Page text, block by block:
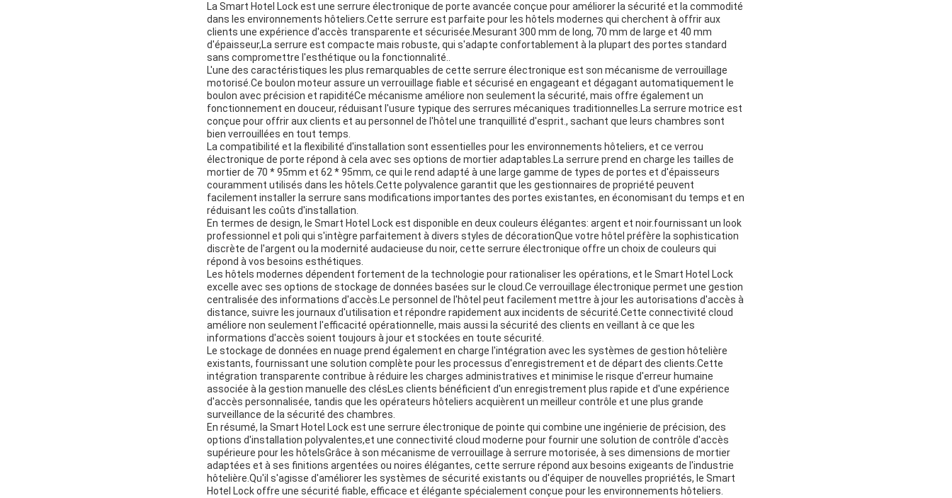
La Smart Hotel Lock est une serrure électronique de porte avancée conçue pour améliorer la sécurité et la commodité
dans les environnements hôteliers.Cette serrure est parfaite pour les hôtels modernes qui cherchent à offrir aux
clients une expérience d'accès transparente et sécurisée.Mesurant 300 mm de long, 70 mm de large et 40 mm
d'épaisseur,La serrure est compacte mais robuste, qui s'adapte confortablement à la plupart des portes standard
sans compromettre l'esthétique ou la fonctionnalité..
L'une des caractéristiques les plus remarquables de cette serrure électronique est son mécanisme de verrouillage
motorisé.Ce boulon moteur assure un verrouillage fiable et sécurisé en engageant et dégagant automatiquement le
boulon avec précision et rapiditéCe mécanisme améliore non seulement la sécurité, mais offre également un
fonctionnement en douceur, réduisant l'usure typique des serrures mécaniques traditionnelles.La serrure motrice est
conçue pour offrir aux clients et au personnel de l'hôtel une tranquillité d'esprit., sachant que leurs chambres sont
bien verrouillées en tout temps.
La compatibilité et la flexibilité d'installation sont essentielles pour les environnements hôteliers, et ce verrou
électronique de porte répond à cela avec ses options de mortier adaptables.La serrure prend en charge les tailles de
mortier de 70 * 95mm et 62 * 95mm, ce qui le rend adapté à une large gamme de types de portes et d'épaisseurs
couramment utilisés dans les hôtels.Cette polyvalence garantit que les gestionnaires de propriété peuvent
facilement installer la serrure sans modifications importantes des portes existantes, en économisant du temps et en
réduisant les coûts d'installation.
En termes de design, le Smart Hotel Lock est disponible en deux couleurs élégantes: argent et noir.fournissant un look
professionnel et poli qui s'intègre parfaitement à divers styles de décorationQue votre hôtel préfère la sophistication
discrète de l'argent ou la modernité audacieuse du noir, cette serrure électronique offre un choix de couleurs qui
répond à vos besoins esthétiques.
Les hôtels modernes dépendent fortement de la technologie pour rationaliser les opérations, et le Smart Hotel Lock
excelle avec ses options de stockage de données basées sur le cloud.Ce verrouillage électronique permet une gestion
centralisée des informations d'accès.Le personnel de l'hôtel peut facilement mettre à jour les autorisations d'accès à
distance, suivre les journaux d'utilisation et répondre rapidement aux incidents de sécurité.Cette connectivité cloud
améliore non seulement l'efficacité opérationnelle, mais aussi la sécurité des clients en veillant à ce que les
informations d'accès soient toujours à jour et stockées en toute sécurité.
Le stockage de données en nuage prend également en charge l'intégration avec les systèmes de gestion hôtelière
existants, fournissant une solution complète pour les processus d'enregistrement et de départ des clients.Cette
intégration transparente contribue à réduire les charges administratives et minimise le risque d'erreur humaine
associée à la gestion manuelle des clésLes clients bénéficient d'un enregistrement plus rapide et d'une expérience
d'accès personnalisée, tandis que les opérateurs hôteliers acquièrent un meilleur contrôle et une plus grande
surveillance de la sécurité des chambres.
En résumé, la Smart Hotel Lock est une serrure électronique de pointe qui combine une ingénierie de précision, des
options d'installation polyvalentes,et une connectivité cloud moderne pour fournir une solution de contrôle d'accès
supérieure pour les hôtelsGrâce à son mécanisme de verrouillage à serrure motorisée, à ses dimensions de mortier
adaptées et à ses finitions argentées ou noires élégantes, cette serrure répond aux besoins exigeants de l'industrie
hôtelière.Qu'il s'agisse d'améliorer les systèmes de sécurité existants ou d'équiper de nouvelles propriétés, le Smart
Hotel Lock offre une sécurité fiable, efficace et élégante spécialement conçue pour les environnements hôteliers.